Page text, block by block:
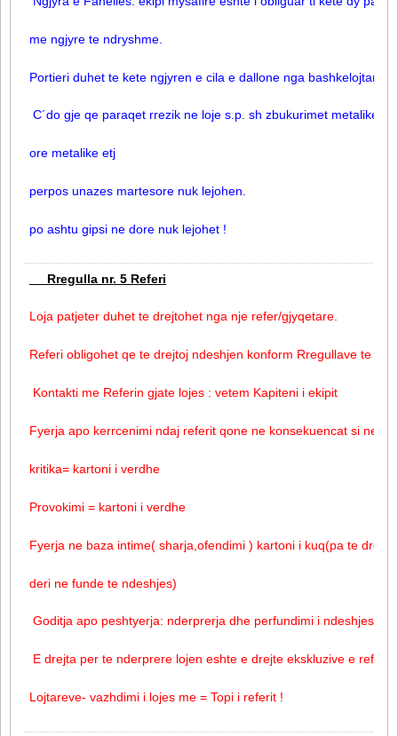
me ngjyre te ndryshme.
Portieri duhet te kete ngjyren e cila e dallone nga bashkelojtaret
C´do gje qe paraqet rrezik ne loje s.p. sh zbukurimet metalike:
ore metalike etj
perpos unazes martesore nuk lejohen.
po ashtu gipsi ne dore nuk lejohet !
Rregulla nr. 5 Referi
Loja patjeter duhet te drejtohet nga nje refer/gjyqetare.
Referi obligohet qe te drejtoj ndeshjen konform Rregullave te
Kontakti me Referin gjate lojes : vetem Kapiteni i ekipit
Fyerja apo kerrcenimi ndaj referit qone ne konsekuencat si ne
kritika= kartoni i verdhe
Provokimi = kartoni i verdhe
Fyerja ne baza intime( sharja,ofendimi ) kartoni i kuq(pa te drejte
deri ne funde te ndeshjes)
Goditja apo peshtyerja: nderprerja dhe perfundimi i ndeshjes/
E drejta per te nderprere lojen eshte e drejte ekskluzive e referit
Lojtareve- vazhdimi i lojes me = Topi i referit !